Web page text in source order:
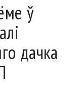
ў
дачка